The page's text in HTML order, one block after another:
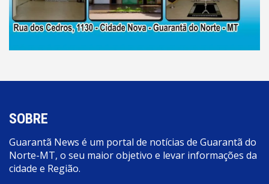
SOBRE
Guarantã News é um portal de notícias de Guarantã do
Norte-MT, o seu maior objetivo e levar informações da
cidade e Região.